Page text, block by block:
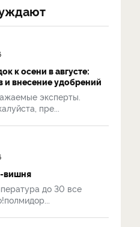
к осени в августе:
и внесение удобрений
эксперты.
пре...
вишня
до 30 все